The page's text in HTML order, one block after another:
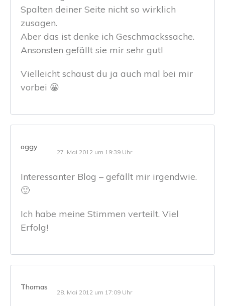
Spalten deiner Seite nicht so wirklich
zusagen.
Aber das ist denke ich Geschmackssache.
Ansonsten gefällt sie mir sehr gut!
Vielleicht schaust du ja auch mal bei mir
vorbei 😀
oggy
27. Mai 2012 um 19:39 Uhr
Interessanter Blog – gefällt mir irgendwie.
🙂
Ich habe meine Stimmen verteilt. Viel
Erfolg!
Thomas
28. Mai 2012 um 17:09 Uhr